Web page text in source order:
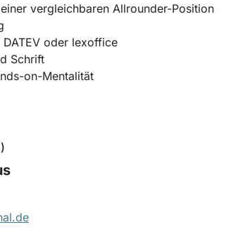
vergleichbaren Allrounder-Position
oder lexoffice
Schrift
on-Mentalität